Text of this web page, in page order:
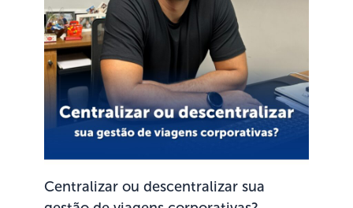
Centralizar ou descentralizar sua